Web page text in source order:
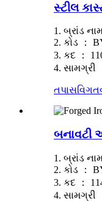
સ્ટીલ
1. બ્રાંડ
2. કોડ ：
3. કદ ：
4. સામગ્રી
તપાસ
બનાવટી
1. બ્રાંડ
2. કોડ ：
3. કદ ：
4. સામગ્રી